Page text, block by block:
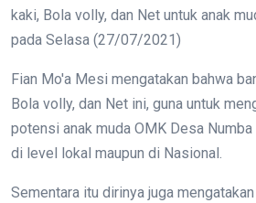
kaki, Bola volly, dan Net untuk anak
pada Selasa (27/07/2021)
Fian Mo'a Mesi mengatakan bahwa
Bola volly, dan Net ini, guna untuk
potensi anak muda OMK Desa
di level lokal maupun di Nasional.
Sementara itu dirinya juga